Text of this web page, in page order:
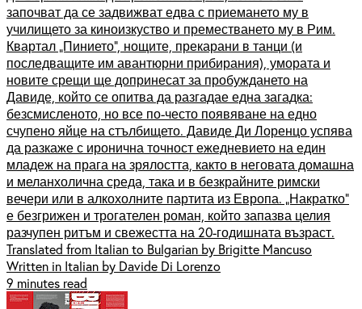
започват да се задвижват едва с приемането му в
училището за киноизкуство и преместването му в Рим.
Квартал „Пинието“, нощите, прекарани в танци (и
последващите им авантюрни прибирания), умората и
новите срещи ще допринесат за пробуждането на
Давиде, който се опитва да разгадае една загадка:
безсмисленото, но все по-често появяване на едно
счупено яйце на стълбището. Давиде Ди Лоренцо успява
да разкаже с иронична точност ежедневието на един
младеж на прага на зрялостта, както в неговата домашна
и меланхолична среда, така и в безкрайните римски
вечери или в алкохолните партита из Европа. „Накратко”
е безгрижен и трогателен роман, който запазва целия
разчупен ритъм и свежестта на 20-годишната възраст.
Translated from Italian to Bulgarian by Brigitte Mancuso
Written in Italian by Davide Di Lorenzo
9 minutes read